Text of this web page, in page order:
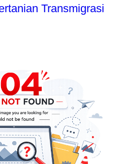
Transmigrasi